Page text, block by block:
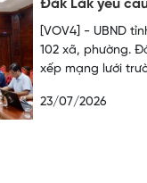
Đắk Lắk yêu
[VOV4] - UBND
102 xã, phường.
xếp mạng lưới
23/07/2026